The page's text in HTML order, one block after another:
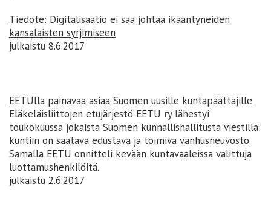
Tiedote: Digitalisaatio ei saa johtaa ikääntyneiden
kansalaisten syrjimiseen
julkaistu 8.6.2017
EETUlla painavaa asiaa Suomen uusille kuntapäättäjille
Eläkeläisliittojen etujärjestö EETU ry lähestyi
toukokuussa jokaista Suomen kunnallishallitusta viestillä:
kuntiin on saatava edustava ja toimiva vanhusneuvosto.
Samalla EETU onnitteli kevään kuntavaaleissa valittuja
luottamushenkilöitä.
julkaistu 2.6.2017